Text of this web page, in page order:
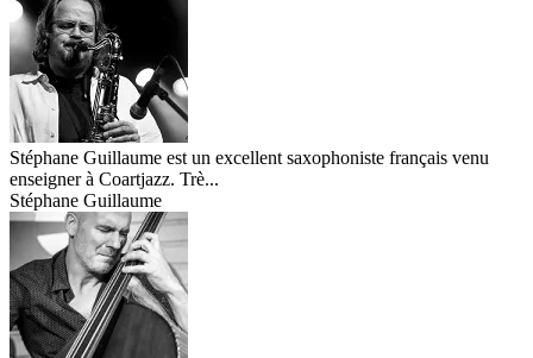
Stéphane Guillaume est un excellent saxophoniste français venu
enseigner à Coartjazz. Trè...
Stéphane Guillaume